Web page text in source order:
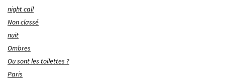
night call
Non classé
nuit
Ombres
Ou sont les toilettes ?
Paris